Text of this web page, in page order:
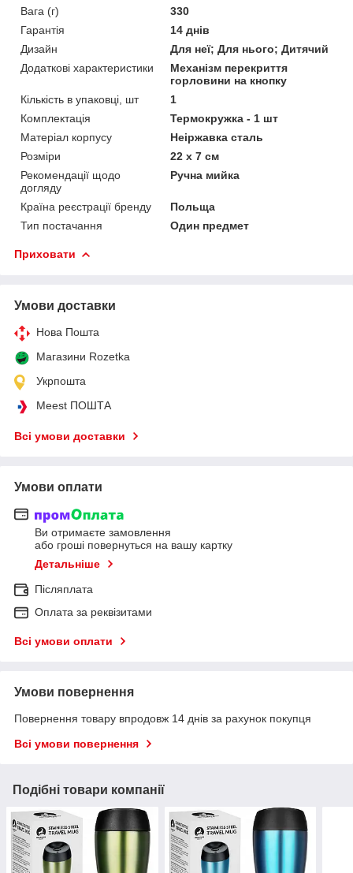
Вага (г)
330
Гарантія
14 днів
Дизайн
Для неї; Для нього; Дитячий
Додаткові характеристики
Механізм перекриття
горловини на кнопку
Кількість в упаковці, шт
1
Комплектація
Термокружка - 1 шт
Матеріал корпусу
Неіржавка сталь
Розміри
22 x 7 см
Рекомендації щодо
догляду
Ручна мийка
Країна реєстрації бренду
Польща
Тип постачання
Один предмет
Приховати
Умови доставки
Нова Пошта
Магазини Rozetka
Укрпошта
Meest ПОШТА
Всі умови доставки
Умови оплати
Ви отримаєте замовлення
або гроші повернуться на вашу картку
Детальніше
Післяплата
Оплата за реквізитами
Всі умови оплати
Умови повернення
Повернення товару впродовж 14 днів за рахунок покупця
Всі умови повернення
Подібні товари компанії